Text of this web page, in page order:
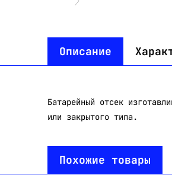
Описание
Батарейный отсек
или закрытого типа.
Похожие товары